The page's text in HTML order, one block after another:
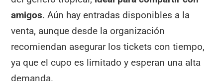
amigos. Aún hay entradas disponibles a la
venta, aunque desde la organización
recomiendan asegurar los tickets con tiempo,
ya que el cupo es limitado y esperan una alta
demanda.